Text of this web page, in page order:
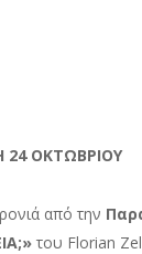
ΟΚΤΩΒΡΙΟΥ
από την
;» του Florian